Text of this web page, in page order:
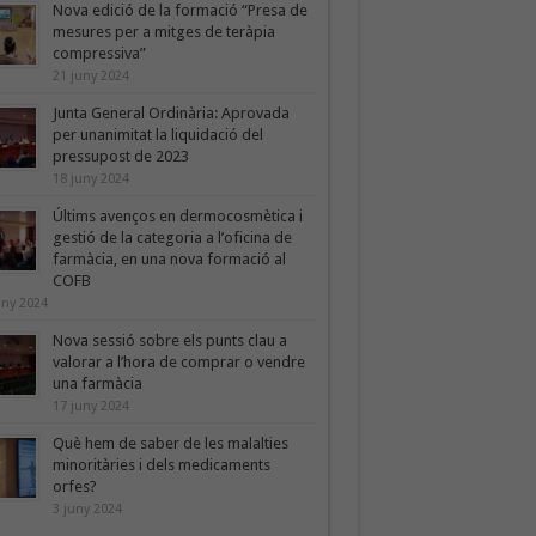
Nova edició de la formació “Presa de
mesures per a mitges de teràpia
compressiva”
21 juny 2024
Junta General Ordinària: Aprovada
per unanimitat la liquidació del
pressupost de 2023
18 juny 2024
Últims avenços en dermocosmètica i
gestió de la categoria a l’oficina de
farmàcia, en una nova formació al
COFB
2024
Nova sessió sobre els punts clau a
valorar a l’hora de comprar o vendre
una farmàcia
17 juny 2024
Què hem de saber de les malalties
minoritàries i dels medicaments
orfes?
3 juny 2024